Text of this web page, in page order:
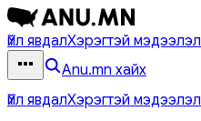
Үйл явдалХэрэгтэй мэдээлэл
Anu.mn хайх
Үйл явдалХэрэгтэй мэдээлэл